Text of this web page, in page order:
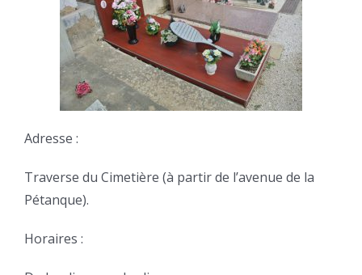
Adresse :
Traverse du Cimetière (à partir de l’avenue de la
Pétanque).
Horaires :